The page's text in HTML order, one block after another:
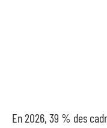
En 2026, 39 % des